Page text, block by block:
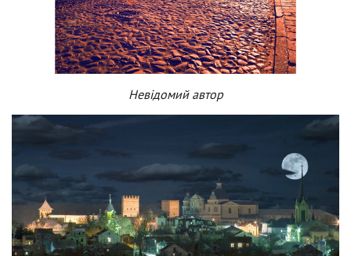
Невідомий автор